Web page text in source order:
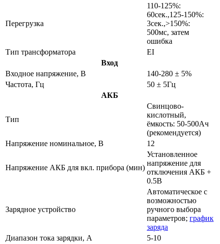
Перегрузка
110-125%:
60сек.,125-150%:
3сек.,>150%:
500мс, затем
ошибка
Тип трансформатора
EI
Вход
Входное напряжение, В
140-280 ± 5%
Частота, Гц
50 ± 5Гц
АКБ
Тип
Свинцово-
кислотный,
ёмкость: 50-500Ач
(рекомендуется)
Напряжение номинальное, В
12
Напряжение АКБ для вкл. прибора (мин)
Установленное
напряжение для
отключения АКБ +
0.5В
Зарядное устройство
Автоматическое с
возможностью
ручного выбора
параметров; график
заряда
Диапазон тока зарядки, А
5-10